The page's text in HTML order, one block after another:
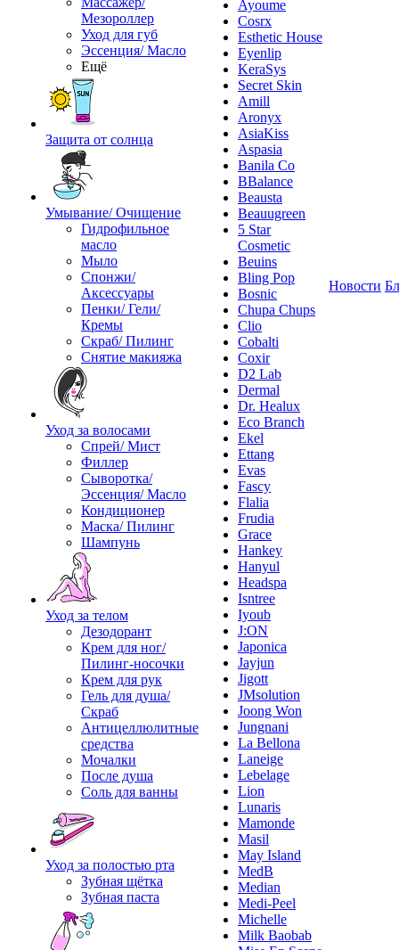
Мезороллер
Уход для губ
Эссенция/ Масло
Ещё
Защита от солнца
Умывание/ Очищение
Гидрофильное
масло
Мыло
Спонжи/
Аксессуары
Пенки/ Гели/
Кремы
Скраб/ Пилинг
Снятие макияжа
Уход за волосами
Спрей/ Мист
Филлер
Сыворотка/
Эссенция/ Масло
Кондиционер
Маска/ Пилинг
Шампунь
Уход за телом
Дезодорант
Крем для ног/
Пилинг-носочки
Крем для рук
Гель для душа/
Скраб
Антицеллюлитные
средства
Мочалки
После душа
Соль для ванны
Уход за полостью рта
Зубная щётка
Зубная паста
Ayoume
Cosrx
Esthetic House
Eyenlip
KeraSys
Secret Skin
Amill
Aronyx
AsiaKiss
Aspasia
Banila Co
BBalance
Beausta
Beauugreen
5 Star
Cosmetic
Beuins
Bling Pop
Bosnic
Chupa Chups
Clio
Cobalti
Coxir
D2 Lab
Dermal
Dr. Healux
Eco Branch
Ekel
Ettang
Evas
Fascy
Flalia
Frudia
Grace
Hankey
Hanyul
Headspa
Isntree
Iyoub
J:ON
Japonica
Jayjun
Jigott
JMsolution
Joong Won
Jungnani
La Bellona
Laneige
Lebelage
Lion
Lunaris
Mamonde
Masil
May Island
MedB
Median
Medi-Peel
Michelle
Milk Baobab
Новости